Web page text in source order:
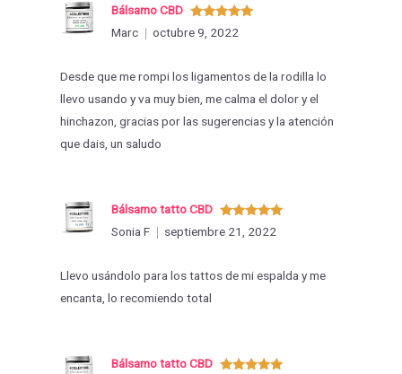
Valorado
con5de 5
Bálsamo CBD
Marc
octubre 9, 2022
Desde que me rompi los ligamentos de la rodilla lo
llevo usando y va muy bien, me calma el dolor y el
hinchazon, gracias por las sugerencias y la atención
que dais, un saludo
Valorado
con 5de 5
Bálsamo tatto CBD
Sonia F
septiembre 21, 2022
Llevo usándolo para los tattos de mi espalda y me
encanta, lo recomiendo total
Bálsamo tatto CBD